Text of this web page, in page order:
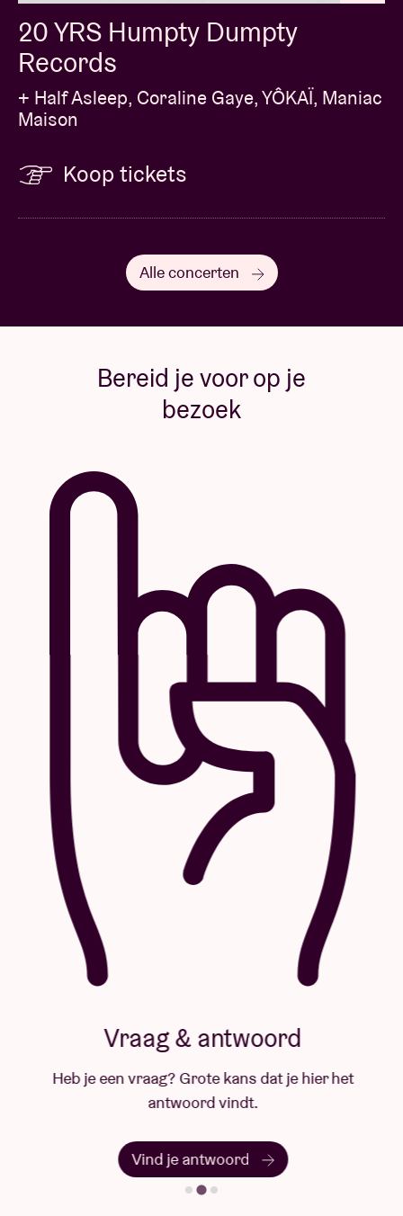
20 YRS Humpty Dumpty
Records
+ Half Asleep, Coraline Gaye, YÔKAÏ, Maniac
Maison
Koop tickets
Alle concerten
Bereid je voor op je
bezoek
Vraag & antwoord
Heb je een vraag? Grote kans dat je hier het
antwoord vindt.
Vind je antwoord